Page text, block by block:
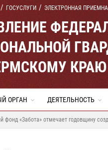
ГОСУСЛУГИ ЭЛЕКТРОННАЯ
КРАЮ
ОРГАН ДЕЯТЕЛЬНОСТЬ
фонд «Забота» отмечает годовщину